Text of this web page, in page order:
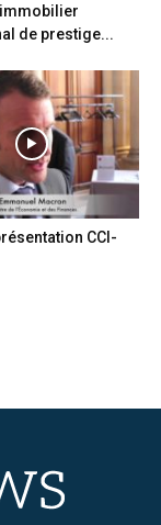
de prestige...
CCI-